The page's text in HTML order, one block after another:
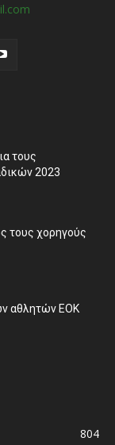
τους
2023
τους χορηγούς
αθλητών ΕΟΚ
804